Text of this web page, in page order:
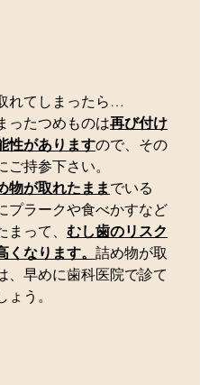
れてしまったら…
ったつめものは再び付け
性がありますので、その
ご持参下さい。
物が取れたままでいる
プラークや食べかすなど
まって、 むし歯のリスク
くなります。 詰め物が取
、早めに歯科医院で診て
ょう。